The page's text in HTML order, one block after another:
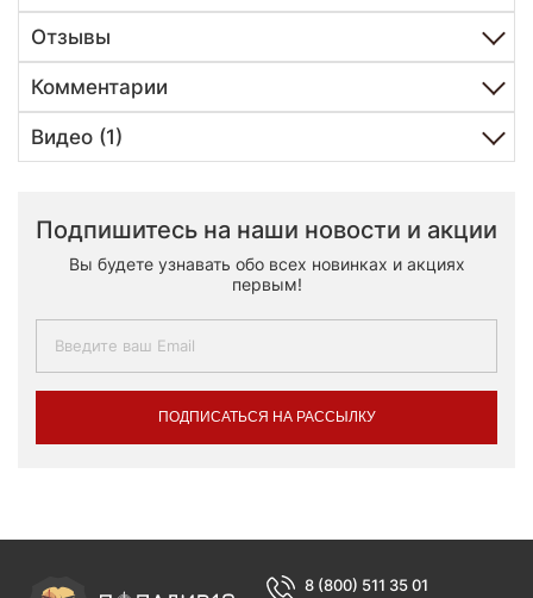
Отзывы
Комментарии
Видео (1)
Подпишитесь на наши новости и акции
Вы будете узнавать обо всех новинках и акциях
первым!
ПОДПИСАТЬСЯ НА РАССЫЛКУ
8 (800) 511 35 01